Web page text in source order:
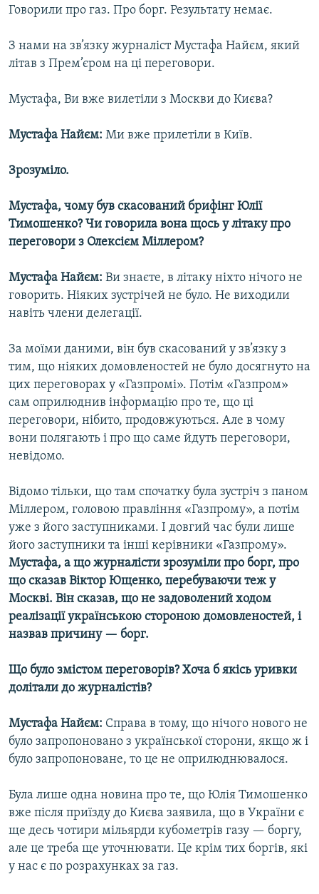
Говорили про газ. Про борг. Результату немає.
З нами на зв’язку журналіст Мустафа Найєм, який
літав з Прем’єром на ці переговори.
Мустафа, Ви вже вилетіли з Москви до Києва?
Мустафа Найєм: Ми вже прилетіли в Київ.
Зрозуміло.
Мустафа, чому був скасований брифінг Юлії
Тимошенко? Чи говорила вона щось у літаку про
переговори з Олексієм Міллером?
Мустафа Найєм: Ви знаєте, в літаку ніхто нічого не
говорить. Ніяких зустрічей не було. Не виходили
навіть члени делегації.
За моїми даними, він був скасований у зв’язку з
тим, що ніяких домовленостей не було досягнуто на
цих переговорах у «Газпромі». Потім «Газпром»
сам оприлюднив інформацію про те, що ці
переговори, нібито, продовжуються. Але в чому
вони полягають і про що саме йдуть переговори,
невідомо.
Відомо тільки, що там спочатку була зустріч з паном
Міллером, головою правління «Газпрому», а потім
уже з його заступниками. І довгий час були лише
його заступники та інші керівники «Газпрому».
Мустафа, а що журналісти зрозуміли про борг, про
що сказав Віктор Ющенко, перебуваючи теж у
Москві. Він сказав, що не задоволений ходом
реалізації українською стороною домовленостей, і
назвав причину — борг.
Що було змістом переговорів? Хоча б якісь уривки
долітали до журналістів?
Мустафа Найєм: Справа в тому, що нічого нового не
було запропоновано з української сторони, якщо ж і
було запропоноване, то це не оприлюднювалося.
Була лише одна новина про те, що Юлія Тимошенко
вже після приїзду до Києва заявила, що в України є
ще десь чотири мільярди кубометрів газу — боргу,
але це треба ще уточнювати. Це крім тих боргів, які
у нас є по розрахунках за газ.